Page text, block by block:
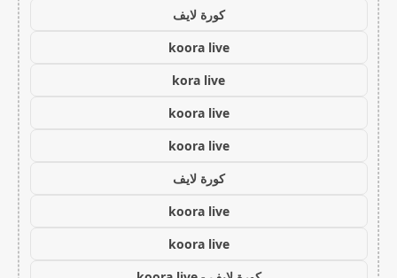
كورة لايف
koora live
kora live
koora live
koora live
كورة لايف
koora live
koora live